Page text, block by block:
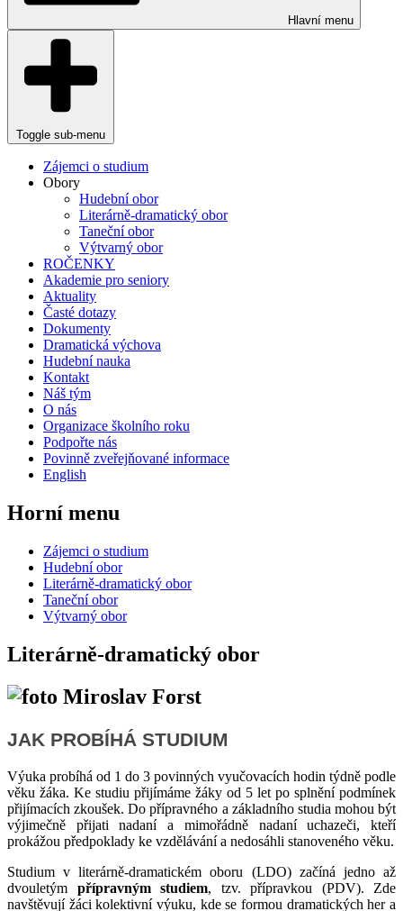
Hlavní menu
Toggle sub-menu
Zájemci o studium
Obory
Hudební obor
Literárně-dramatický obor
Taneční obor
Výtvarný obor
ROČENKY
Akademie pro seniory
Aktuality
Časté dotazy
Dokumenty
Dramatická výchova
Hudební nauka
Kontakt
Náš tým
O nás
Organizace školního roku
Podpořte nás
Povinně zveřejňované informace
English
Horní menu
Zájemci o studium
Hudební obor
Literárně-dramatický obor
Taneční obor
Výtvarný obor
Literárně-dramatický obor
JAK PROBÍHÁ STUDIUM
Výuka probíhá od 1 do 3 povinných vyučovacích hodin týdně podle
věku žáka. Ke studiu přijímáme žáky od 5 let po splnění podmínek
přijímacích zkoušek. Do přípravného a základního studia mohou být
výjimečně přijati nadaní a mimořádně nadaní uchazeči, kteří
prokážou předpoklady ke vzdělávání a nedosáhli stanoveného věku.
Studium v literárně-dramatickém oboru (LDO) začíná jedno až
dvouletým přípravným studiem, tzv. přípravkou (PDV). Zde
navštěvují žáci kolektivní výuku, kde se formou dramatických her a